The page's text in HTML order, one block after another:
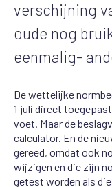
verschijning
oude nog
eenmalig-
De wettelijke
1 juli direct
voet. Maar de
calculator. En de
gereed, omdat ook
wijzigen en die zijn
getest worden als die